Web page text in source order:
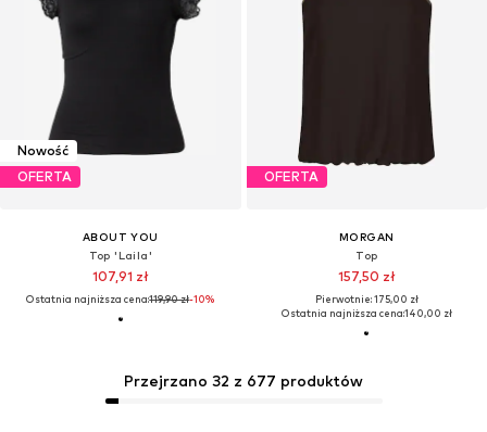
Nowość
OFERTA
ABOUT YOU
Top 'Laila'
107,91 zł
Ostatnia najniższa cena:119,90 zł-10%
OFERTA
MORGAN
Top
157,50 zł
Pierwotnie: 175,00 zł
Ostatnia najniższa cena:140,00 zł
Przejrzano 32 z 677 produktów